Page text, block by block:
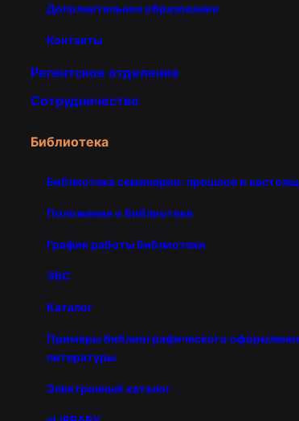
Дополнительное образование
Контакты
Регентское отделение
Сотрудничество
Библиотека
Библиотека семинарии: прошлое и
Положение о библиотеке
График работы библиотеки
ЭБС
Каталог
Примеры библиографического
литературы
Электронный каталог